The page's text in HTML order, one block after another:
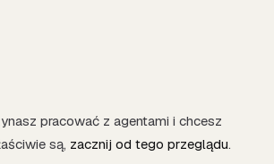
pracować z agentami i chcesz
są, zacznij od tego przeglądu.